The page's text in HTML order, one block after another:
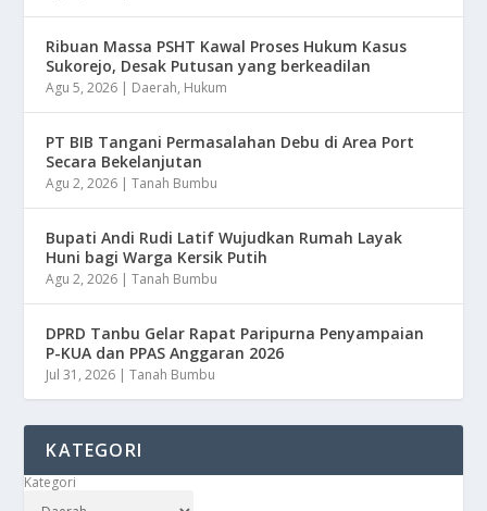
Ribuan Massa PSHT Kawal Proses Hukum Kasus
Sukorejo, Desak Putusan yang berkeadilan
Agu 5, 2026 | Daerah, Hukum
PT BIB Tangani Permasalahan Debu di Area Port
Secara Bekelanjutan
Agu 2, 2026 |Tanah Bumbu
Bupati Andi Rudi Latif Wujudkan Rumah Layak
Huni bagi Warga Kersik Putih
Agu 2, 2026 |Tanah Bumbu
DPRD Tanbu Gelar Rapat Paripurna Penyampaian
P-KUA dan PPAS Anggaran 2026
Jul 31, 2026 |Tanah Bumbu
KATEGORI
Kategori